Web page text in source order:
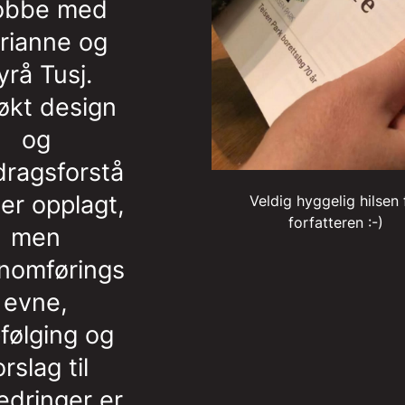
med
og
Tusj.
design
og
opplagt,
men
evne,
og
til
Veldig hyggelig hilsen
forfatteren :-)